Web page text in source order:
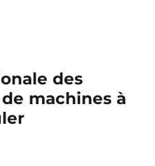
des
machines à